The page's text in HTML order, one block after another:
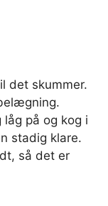
det skummer.
på og kog i
stadig klare.
så det er